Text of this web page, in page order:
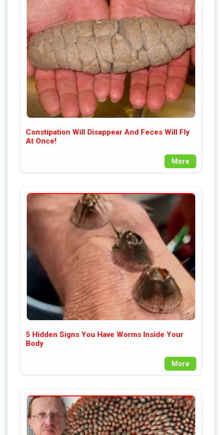
Constipation Will Disappear And Feces Will Fly
At Once!
More
5 Hidden Signs You Have Worms Inside Your
Body
More